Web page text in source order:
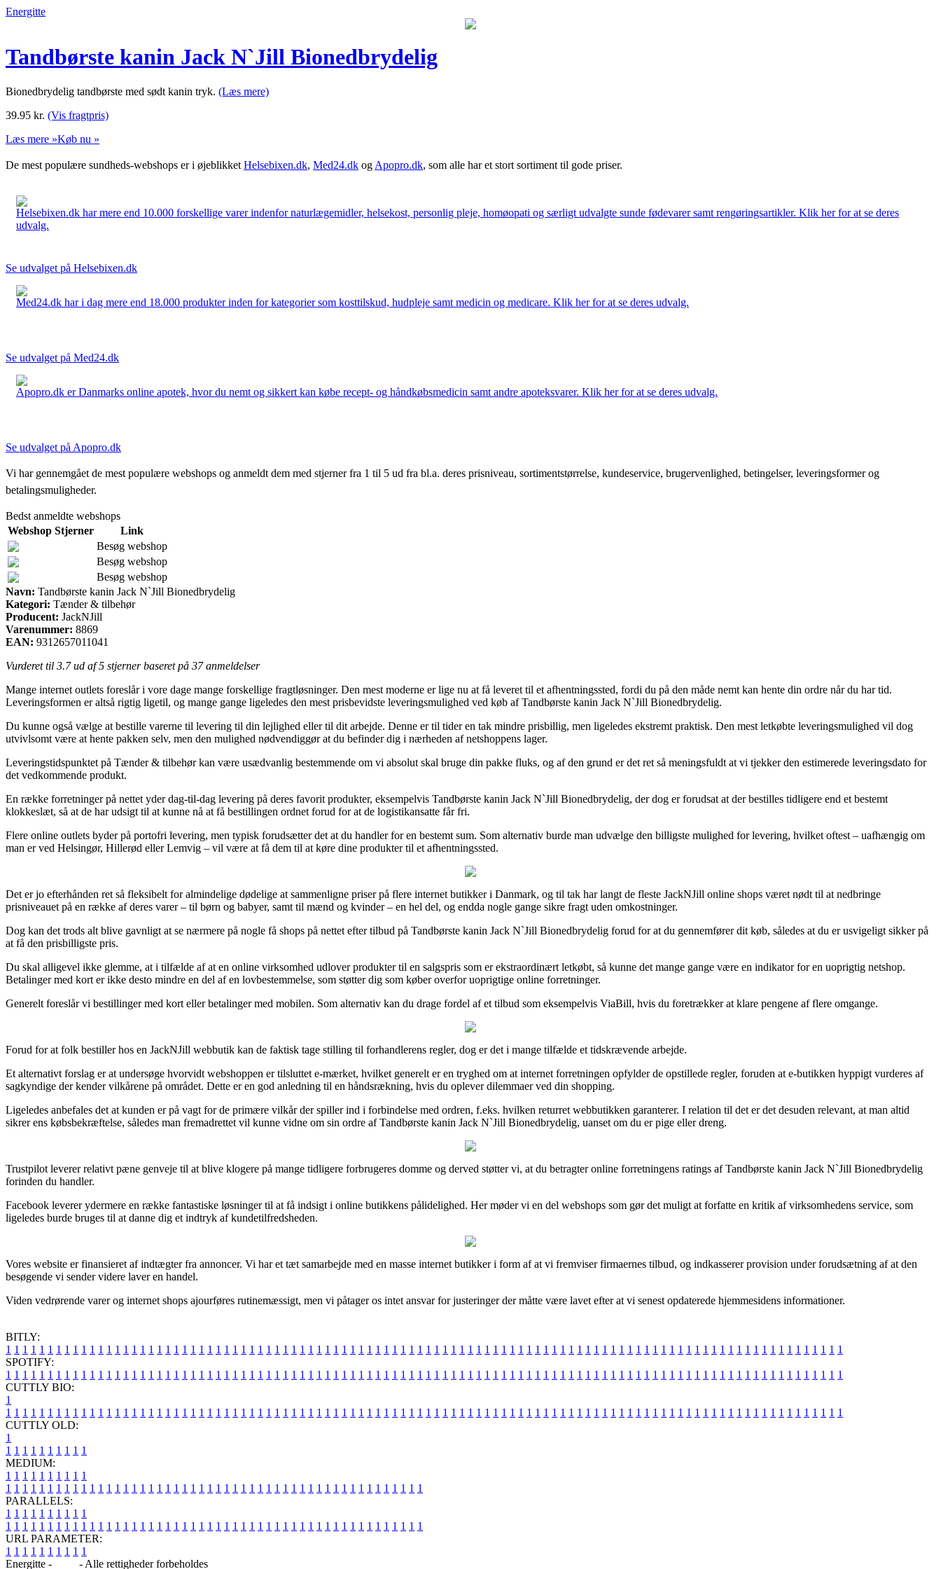
Energitte
Tandbørste kanin Jack N`Jill Bionedbrydelig
Bionedbrydelig tandbørste med sødt kanin tryk. (Læs mere)
39.95 kr. (Vis fragtpris)
Læs mere »Køb nu »
De mest populære sundheds-webshops er i øjeblikket Helsebixen.dk, Med24.dk og Apopro.dk, som alle har et stort sortiment til gode priser.
Helsebixen.dk har mere end 10.000 forskellige varer indenfor naturlægemidler, helsekost, personlig pleje, homøopati og særligt udvalgte sunde fødevarer samt rengøringsartikler. Klik her for at se deres
udvalg.
Se udvalget på Helsebixen.dk
Med24.dk har i dag mere end 18.000 produkter inden for kategorier som kosttilskud, hudpleje samt medicin og medicare. Klik her for at se deres udvalg.
Se udvalget på Med24.dk
Apopro.dk er Danmarks online apotek, hvor du nemt og sikkert kan købe recept- og håndkøbsmedicin samt andre apoteksvarer. Klik her for at se deres udvalg.
Se udvalget på Apopro.dk
Vi har gennemgået de mest populære webshops og anmeldt dem med stjerner fra 1 til 5 ud fra bl.a. deres prisniveau, sortimentstørrelse, kundeservice, brugervenlighed, betingelser, leveringsformer og
betalingsmuligheder.
Bedst anmeldte webshops
Webshop Stjerner
Link
Besøg webshop
Besøg webshop
Besøg webshop
Navn: Tandbørste kanin Jack N`Jill Bionedbrydelig
Kategori: Tænder & tilbehør
Producent: JackNJill
Varenummer: 8869
EAN: 9312657011041
Vurderet til 3.7ud af 5 stjerner baseret på 37anmeldelser
Mange internet outlets foreslår i vore dage mange forskellige fragtløsninger. Den mest moderne er lige nu at få leveret til et afhentningssted, fordi du på den måde nemt kan hente din ordre når du har tid.
Leveringsformen er altså rigtig ligetil, og mange gange ligeledes den mest prisbevidste leveringsmulighed ved køb af Tandbørste kanin Jack N`Jill Bionedbrydelig.
Du kunne også vælge at bestille varerne til levering til din lejlighed eller til dit arbejde. Denne er til tider en tak mindre prisbillig, men ligeledes ekstremt praktisk. Den mest letkøbte leveringsmulighed vil dog
utvivlsomt være at hente pakken selv, men den mulighed nødvendiggør at du befinder dig i nærheden af netshoppens lager.
Leveringstidspunktet på Tænder & tilbehør kan være usædvanlig bestemmende om vi absolut skal bruge din pakke fluks, og af den grund er det ret så meningsfuldt at vi tjekker den estimerede leveringsdato for
det vedkommende produkt.
En række forretninger på nettet yder dag-til-dag levering på deres favorit produkter, eksempelvis Tandbørste kanin Jack N`Jill Bionedbrydelig, der dog er forudsat at der bestilles tidligere end et bestemt
klokkeslæt, så at de har udsigt til at kunne nå at få bestillingen ordnet forud for at de logistikansatte får fri.
Flere online outlets byder på portofri levering, men typisk forudsætter det at du handler for en bestemt sum. Som alternativ burde man udvælge den billigste mulighed for levering, hvilket oftest – uafhængig om
man er ved Helsingør, Hillerød eller Lemvig – vil være at få dem til at køre dine produkter til et afhentningssted.
Det er jo efterhånden ret så fleksibelt for almindelige dødelige at sammenligne priser på flere internet butikker i Danmark, og til tak har langt de fleste JackNJill online shops været nødt til at nedbringe
prisniveauet på en række af deres varer – til børn og babyer, samt til mænd og kvinder – en hel del, og endda nogle gange sikre fragt uden omkostninger.
Dog kan det trods alt blive gavnligt at se nærmere på nogle få shops på nettet efter tilbud på Tandbørste kanin Jack N`Jill Bionedbrydelig forud for at du gennemfører dit køb, således at du er usvigeligt sikker på
at få den prisbilligste pris.
Du skal alligevel ikke glemme, at i tilfælde af at en online virksomhed udlover produkter til en salgspris som er ekstraordinært letkøbt, så kunne det mange gange være en indikator for en uoprigtig netshop.
Betalinger med kort er ikke desto mindre en del af en lovbestemmelse, som støtter dig som køber overfor uoprigtige online forretninger.
Generelt foreslår vi bestillinger med kort eller betalinger med mobilen. Som alternativ kan du drage fordel af et tilbud som eksempelvis ViaBill, hvis du foretrækker at klare pengene af flere omgange.
Forud for at folk bestiller hos en JackNJill webbutik kan de faktisk tage stilling til forhandlerens regler, dog er det i mange tilfælde et tidskrævende arbejde.
Et alternativt forslag er at undersøge hvorvidt webshoppen er tilsluttet e-mærket, hvilket generelt er en tryghed om at internet forretningen opfylder de opstillede regler, foruden at e-butikken hyppigt vurderes af
sagkyndige der kender vilkårene på området. Dette er en god anledning til en håndsrækning, hvis du oplever dilemmaer ved din shopping.
Ligeledes anbefales det at kunden er på vagt for de primære vilkår der spiller ind i forbindelse med ordren, f.eks. hvilken returret webbutikken garanterer. I relation til det er det desuden relevant, at man altid
sikrer ens købsbekræftelse, således man fremadrettet vil kunne vidne om sin ordre af Tandbørste kanin Jack N`Jill Bionedbrydelig, uanset om du er pige eller dreng.
Trustpilot leverer relativt pæne genveje til at blive klogere på mange tidligere forbrugeres domme og derved støtter vi, at du betragter online forretningens ratings af Tandbørste kanin Jack N`Jill Bionedbrydelig
forinden du handler.
Facebook leverer ydermere en række fantastiske løsninger til at få indsigt i online butikkens pålidelighed. Her møder vi en del webshops som gør det muligt at forfatte en kritik af virksomhedens service, som
ligeledes burde bruges til at danne dig et indtryk af kundetilfredsheden.
Vores website er finansieret af indtægter fra annoncer. Vi har et tæt samarbejde med en masse internet butikker i form af at vi fremviser firmaernes tilbud, og indkasserer provision under forudsætning af at den
besøgende vi sender videre laver en handel.
Viden vedrørende varer og internet shops ajourføres rutinemæssigt, men vi påtager os intet ansvar for justeringer der måtte være lavet efter at vi senest opdaterede hjemmesidens informationer.
BITLY:
1 1 1 1 1 1 1 1 1 1 1 1 1 1 1 1 1 1 1 1 1 1 1 1 1 1 1 1 1 1 1 1 1 1 1 1 1 1 1 1 1 1 1 1 1 1 1 1 1 1 1 1 1 1 1 1 1 1 1 1 1 1 1 1 1 1 1 1 1 1 1 1 1 1 1 1 1 1 1 1 1 1 1 1 1 1 1 1 1 1 1 1 1 1 1 1 1 1 1 1
SPOTIFY:
1 1 1 1 1 1 1 1 1 1 1 1 1 1 1 1 1 1 1 1 1 1 1 1 1 1 1 1 1 1 1 1 1 1 1 1 1 1 1 1 1 1 1 1 1 1 1 1 1 1 1 1 1 1 1 1 1 1 1 1 1 1 1 1 1 1 1 1 1 1 1 1 1 1 1 1 1 1 1 1 1 1 1 1 1 1 1 1 1 1 1 1 1 1 1 1 1 1 1 1
CUTTLY BIO:
1
1 1 1 1 1 1 1 1 1 1 1 1 1 1 1 1 1 1 1 1 1 1 1 1 1 1 1 1 1 1 1 1 1 1 1 1 1 1 1 1 1 1 1 1 1 1 1 1 1 1 1 1 1 1 1 1 1 1 1 1 1 1 1 1 1 1 1 1 1 1 1 1 1 1 1 1 1 1 1 1 1 1 1 1 1 1 1 1 1 1 1 1 1 1 1 1 1 1 1 1
CUTTLY OLD:
1
1 1 1 1 1 1 1 1 1 1
MEDIUM:
1 1 1 1 1 1 1 1 1 1
1 1 1 1 1 1 1 1 1 1 1 1 1 1 1 1 1 1 1 1 1 1 1 1 1 1 1 1 1 1 1 1 1 1 1 1 1 1 1 1 1 1 1 1 1 1 1 1 1 1
PARALLELS:
1 1 1 1 1 1 1 1 1 1
1 1 1 1 1 1 1 1 1 1 1 1 1 1 1 1 1 1 1 1 1 1 1 1 1 1 1 1 1 1 1 1 1 1 1 1 1 1 1 1 1 1 1 1 1 1 1 1 1 1
URL PARAMETER:
1 1 1 1 1 1 1 1 1 1
Energitte -
- Alle rettigheder forbeholdes